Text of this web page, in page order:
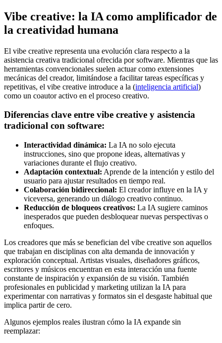
Vibe creative: la IA como amplificador de
la creatividad humana
El vibe creative representa una evolución clara respecto a la
asistencia creativa tradicional ofrecida por software. Mientras que las
herramientas convencionales suelen actuar como extensiones
mecánicas del creador, limitándose a facilitar tareas específicas y
repetitivas, el vibe creative introduce a la (inteligencia artificial)
como un coautor activo en el proceso creativo.
Diferencias clave entre vibe creative y asistencia
tradicional con software:
Interactividad dinámica: La IA no solo ejecuta
instrucciones, sino que propone ideas, alternativas y
variaciones durante el flujo creativo.
Adaptación contextual: Aprende de la intención y estilo del
usuario para ajustar resultados en tiempo real.
Colaboración bidireccional: El creador influye en la IA y
viceversa, generando un diálogo creativo continuo.
Reducción de bloqueos creativos: La IA sugiere caminos
inesperados que pueden desbloquear nuevas perspectivas o
enfoques.
Los creadores que más se benefician del vibe creative son aquellos
que trabajan en disciplinas con alta demanda de innovación y
exploración conceptual. Artistas visuales, diseñadores gráficos,
escritores y músicos encuentran en esta interacción una fuente
constante de inspiración y expansión de su visión. También
profesionales en publicidad y marketing utilizan la IA para
experimentar con narrativas y formatos sin el desgaste habitual que
implica partir de cero.
Algunos ejemplos reales ilustran cómo la IA expande sin
reemplazar: